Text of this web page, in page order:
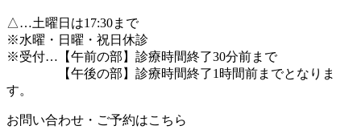
△…土曜日は17:30まで
※水曜・日曜・祝日休診
※受付…【午前の部】診療時間終了30分前まで
【午後の部】診療時間終了1時間前までとなりま
す。
お問い合わせ・ご予約はこちら